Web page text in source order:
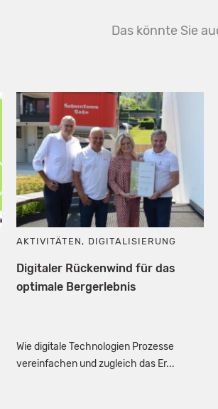
Das könnte Sie
AKTIVITÄTEN, DIGITALISIERUNG
Digitaler Rückenwind für das
optimale Bergerlebnis
Wie digitale Technologien Prozesse
vereinfachen und zugleich das Er...